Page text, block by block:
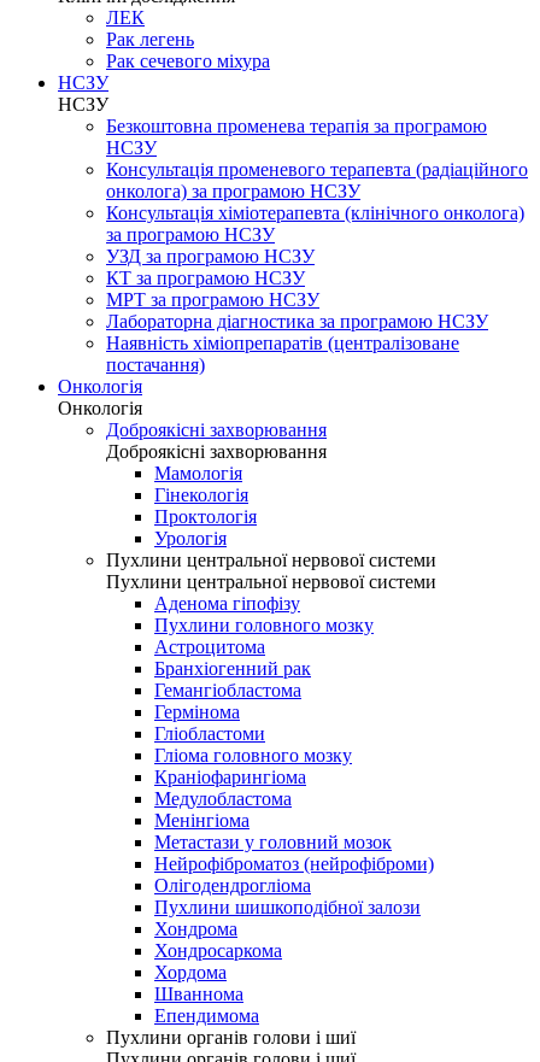
ЛЕК
Рак легень
Рак сечевого міхура
НСЗУ
НСЗУ
Безкоштовна променева терапія за програмою
НСЗУ
Консультація променевого терапевта (радіаційного
онколога) за програмою НСЗУ
Консультація хіміотерапевта (клінічного онколога)
за програмою НСЗУ
УЗД за програмою НСЗУ
КТ за програмою НСЗУ
МРТ за програмою НСЗУ
Лабораторна діагностика за програмою НСЗУ
Наявність хіміопрепаратів (централізоване
постачання)
Онкологія
Онкологія
Доброякісні захворювання
Доброякісні захворювання
Мамологія
Гінекологія
Проктологія
Урологія
Пухлини центральної нервової системи
Пухлини центральної нервової системи
Аденома гіпофізу
Пухлини головного мозку
Астроцитома
Бранхіогенний рак
Гемангіобластома
Гермінома
Гліобластоми
Гліома головного мозку
Краніофарингіома
Медулобластома
Менінгіома
Метастази у головний мозок
Нейрофіброматоз (нейрофіброми)
Олігодендрогліома
Пухлини шишкоподібної залози
Хондрома
Хондросаркома
Хордома
Шваннома
Епендимома
Пухлини органів голови і шиї